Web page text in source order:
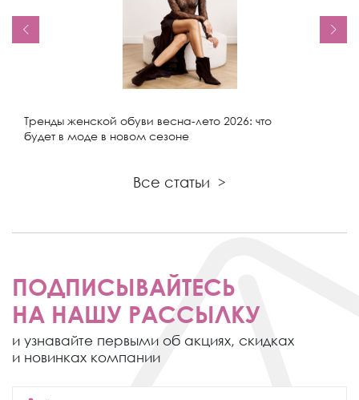
Тренды женской обуви весна-лето 2026: что
будет в моде в новом сезоне
Все статьи >
ПОДПИСЫВАЙТЕСЬ
НА НАШУ РАССЫЛКУ
и узнавайте первыми об акциях, скидках
и новинках компании